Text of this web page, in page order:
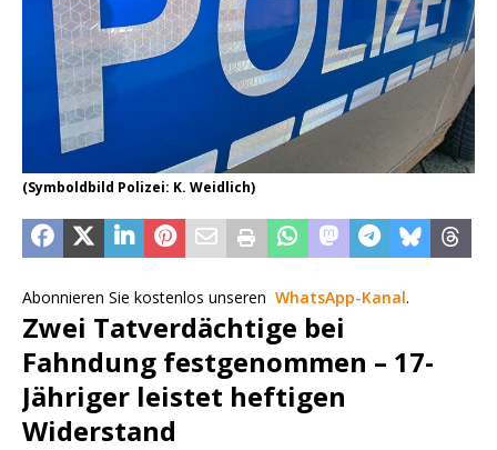
(Symboldbild Polizei: K. Weidlich)
Abonnieren Sie kostenlos unseren WhatsApp-Kanal.
Zwei Tatverdächtige bei
Fahndung festgenommen – 17-
Jähriger leistet heftigen
Widerstand